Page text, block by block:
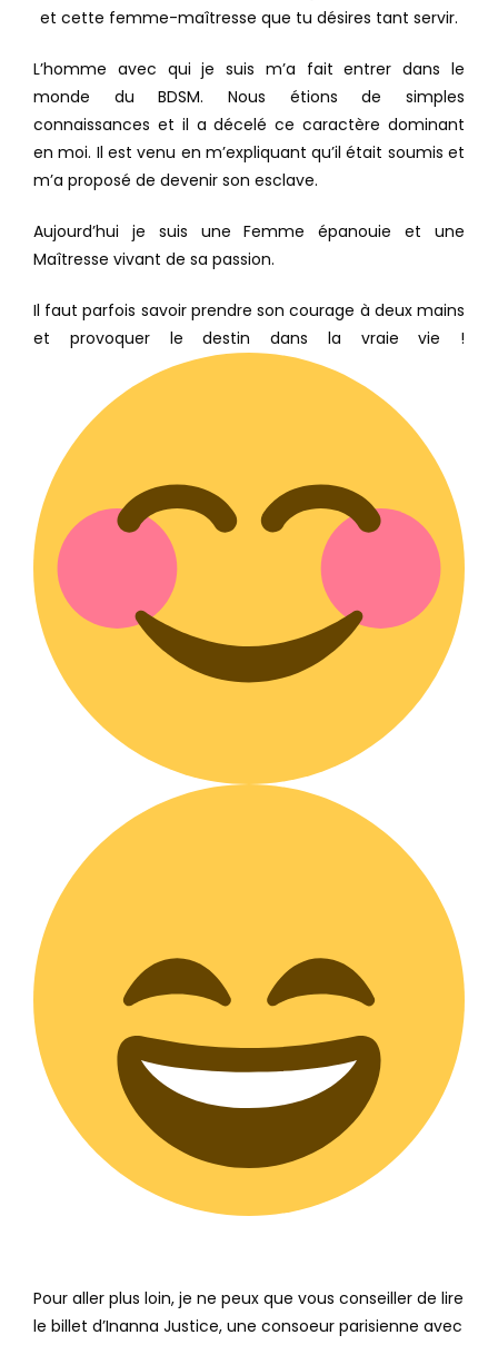
et cette femme-maîtresse que tu désires tant servir.
L’homme avec qui je suis m’a fait entrer dans le
monde du BDSM. Nous étions de simples
connaissances et il a décelé ce caractère dominant
en moi. Il est venu en m’expliquant qu’il était soumis et
m’a proposé de devenir son esclave.
Aujourd’hui je suis une Femme épanouie et une
Maîtresse vivant de sa passion.
Il faut parfois savoir prendre son courage à deux mains
et provoquer le destin dans la vraie vie !
Pour aller plus loin, je ne peux que vous conseiller de lire
le billet d’Inanna Justice, une consoeur parisienne avec